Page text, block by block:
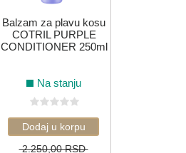
Balzam za plavu kosu
COTRIL PURPLE
CONDITIONER 250ml
Na stanju
2.250,00 RSD